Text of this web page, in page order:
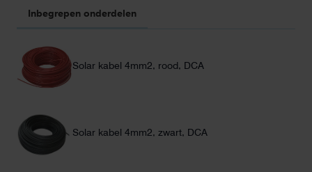
Inbegrepen onderdelen
Solar kabel 4mm2, rood, DCA
Solar kabel 4mm2, zwart, DCA